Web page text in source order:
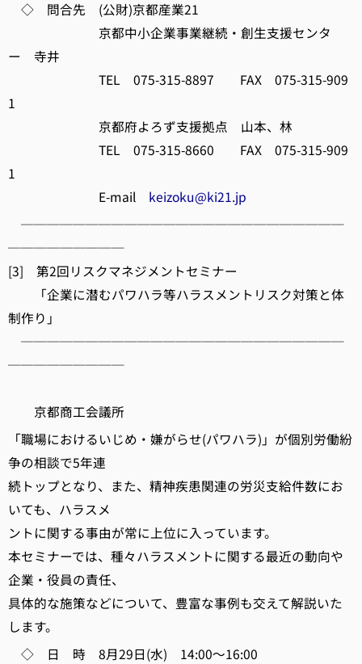
◇ 問合先 (公財)京都産業21
京都中小企業事業継続・創生支援センタ
ー 寺井
TEL 075-315-8897 FAX 075-315-909
1
京都府よろず支援拠点 山本、林
TEL 075-315-8660 FAX 075-315-909
1
E-mail keizoku@ki21.jp
─────────────────────────
─────────
[3] 第2回リスクマネジメントセミナー
「企業に潜むパワハラ等ハラスメントリスク対策と体
制作り」
─────────────────────────
─────────
京都商工会議所
「職場におけるいじめ・嫌がらせ(パワハラ)」が個別労働紛
争の相談で5年連
続トップとなり、また、精神疾患関連の労災支給件数にお
いても、ハラスメ
ントに関する事由が常に上位に入っています。
本セミナーでは、種々ハラスメントに関する最近の動向や
企業・役員の責任、
具体的な施策などについて、豊富な事例も交えて解説いた
します。
◇ 日 時 8月29日(水) 14:00～16:00